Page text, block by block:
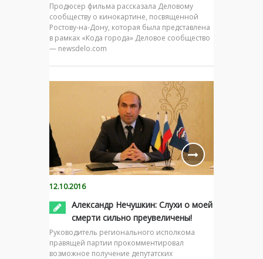
Продюсер фильма рассказала Деловому
сообществу о кинокартине, посвященной
Ростову-на-Дону, которая была представлена
в рамках «Кода города» Деловое сообщество
— newsdelo.com
12.10.2016
Александр Нечушкин: Слухи о моей
смерти сильно преувеличены!
Руководитель регионального исполкома
правящей партии прокомментировал
возможное получение депутатских